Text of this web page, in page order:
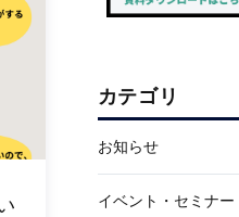
カテゴリ
お知らせ
イベント・セミナー